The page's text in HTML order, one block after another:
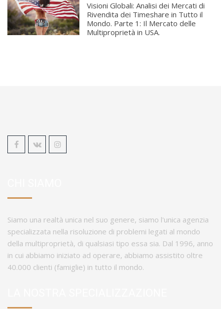
Visioni Globali: Analisi dei Mercati di
Rivendita dei Timeshare in Tutto il
Mondo. Parte 1: Il Mercato delle
Multiproprietà in USA.
Siamo una realtà unica nel suo genere, siamo l'unica agenzia
specializzata nella risoluzione di problemi legati al mondo
della multiproprietà, di qualsiasi tipo essa sia. Dal 1996, anno
in cui abbiamo iniziato ad operare, abbiamo assistito oltre
40.000 clienti (famiglie) in tutto il mondo.